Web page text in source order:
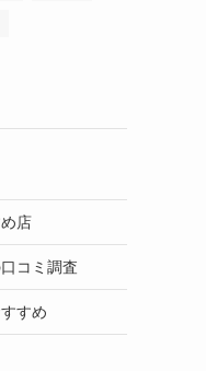
店
コミ調査
すめ